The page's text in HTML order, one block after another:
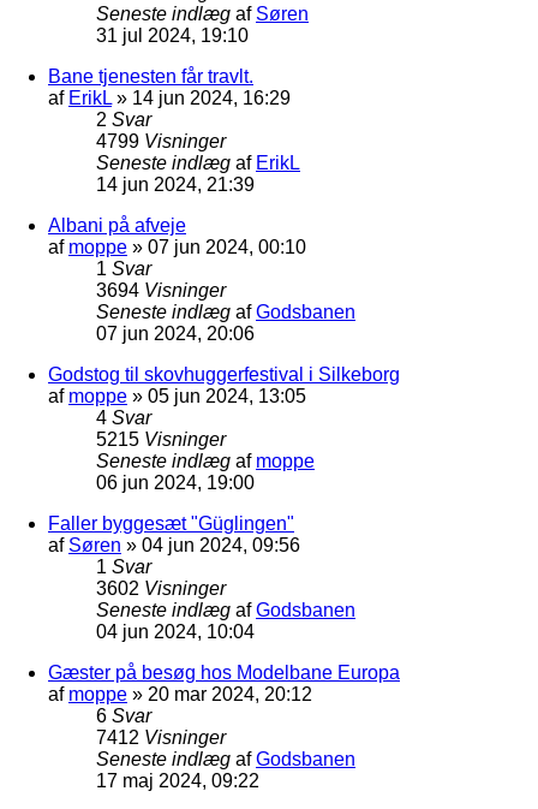
Seneste indlæg af Søren
31 jul 2024, 19:10
Bane tjenesten får travlt.
af ErikL » 14 jun 2024, 16:29
2 Svar
4799 Visninger
Seneste indlæg af ErikL
14 jun 2024, 21:39
Albani på afveje
af moppe » 07 jun 2024, 00:10
1 Svar
3694 Visninger
Seneste indlæg afGodsbanen
07 jun 2024, 20:06
Godstog til skovhuggerfestival i Silkeborg
af moppe » 05 jun 2024, 13:05
4 Svar
5215 Visninger
Seneste indlæg af moppe
06 jun 2024, 19:00
Faller byggesæt "Güglingen"
af Søren » 04 jun 2024, 09:56
1 Svar
3602 Visninger
Seneste indlæg afGodsbanen
04 jun 2024, 10:04
Gæster på besøg hos Modelbane Europa
af moppe » 20 mar 2024, 20:12
6 Svar
7412 Visninger
Seneste indlæg afGodsbanen
17 maj 2024, 09:22